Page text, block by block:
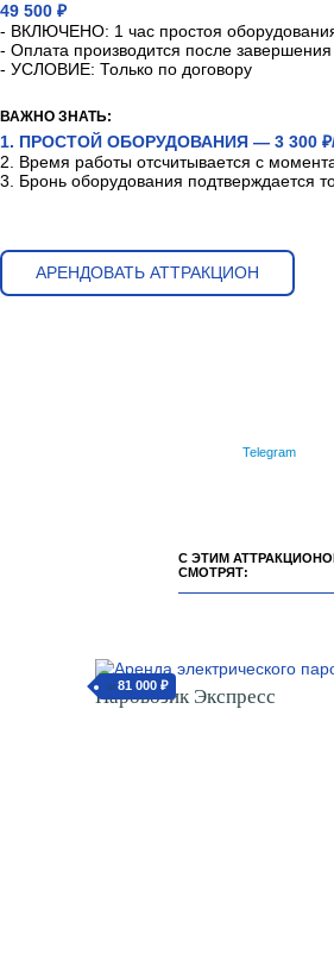
49 500 ₽
- ВКЛЮЧЕНО: 1 час простоя
- Оплата производится после
- УСЛОВИЕ: Только по договору
ВАЖНО ЗНАТЬ:
1. ПРОСТОЙ ОБОРУДОВАНИЯ — 3 300 ₽/
2. Время работы отсчитывается с
3. Бронь оборудования подтверждается
АРЕНДОВАТЬ АТТРАКЦИОН
Telegram
С ЭТИМ
СМОТРЯТ:
от 81 000 ₽
Паровозик Экспресс